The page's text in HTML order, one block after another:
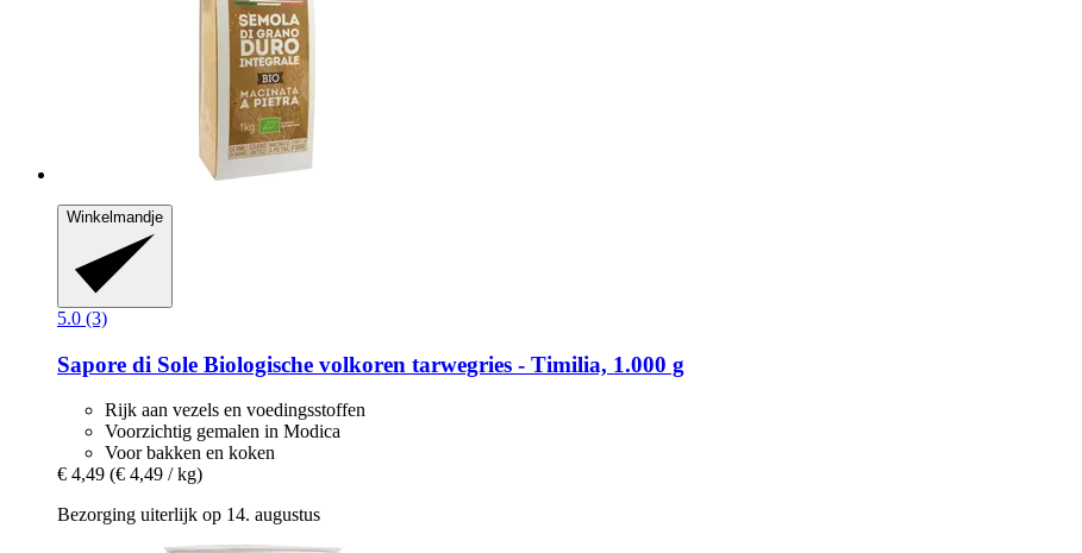
Winkelmandje
5.0 (3)
Sapore di Sole Biologische volkoren tarwegries -​ Timilia, 1.000 g
Rijk aan vezels en voedingsstoffen
Voorzichtig gemalen in Modica
Voor bakken en koken
€ 4,49 (€ 4,49 / kg)
Bezorging uiterlijk op 14. augustus